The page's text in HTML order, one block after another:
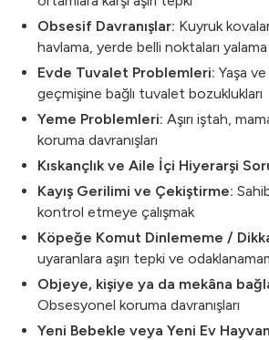
Obsesif Davranışlar: Kuyruk
havlama, yerde belli noktaları yalama
Evde Tuvalet Problemleri: Yaşa
geçmişine bağlı tuvalet bozuklukları
Yeme Problemleri: Aşırı iştah,
koruma davranışları
Kıskançlık ve Aile İçi Hiyerarşi
Kayış Gerilimi ve Çekiştirme:
kontrol etmeye çalışmak
Köpeğe Komut Dinlememe /
uyaranlara aşırı tepki ve
Objeye, kişiye ya da mekâna
Obsesyonel koruma davranışları
Yeni Bebekle veya Yeni Ev